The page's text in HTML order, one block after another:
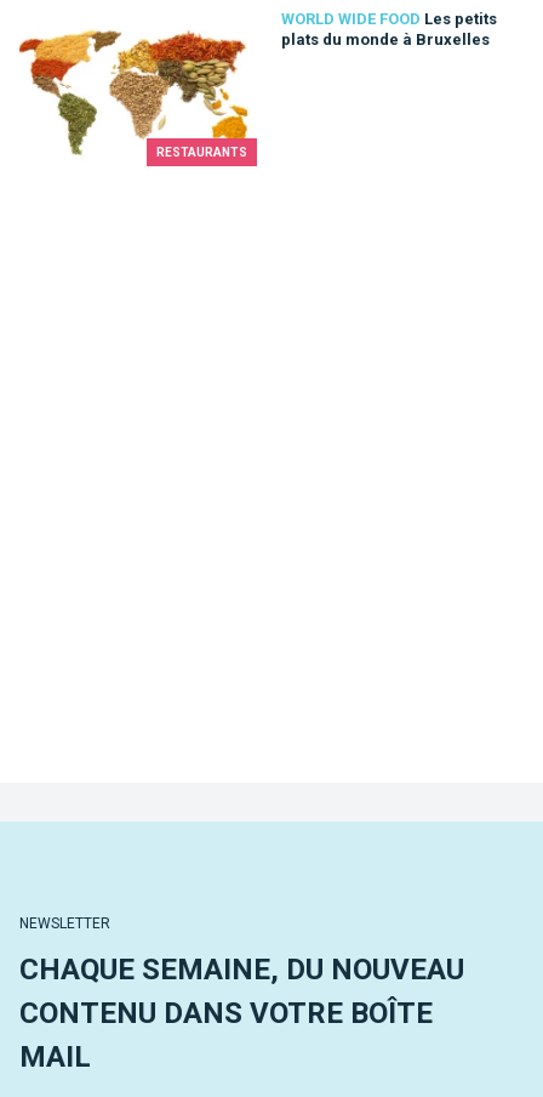
RESTAURANTS
WORLD WIDE FOOD Les petits
plats du monde à Bruxelles
Les petits plats du monde à Bruxelles
NEWSLETTER
CHAQUE SEMAINE, DU NOUVEAU
CONTENU DANS VOTRE BOÎTE
MAIL